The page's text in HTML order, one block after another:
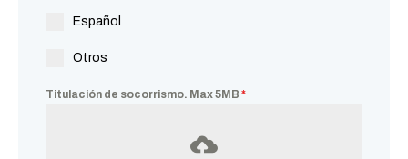
Español
Otros
Titulación de socorrismo. Max 5MB *